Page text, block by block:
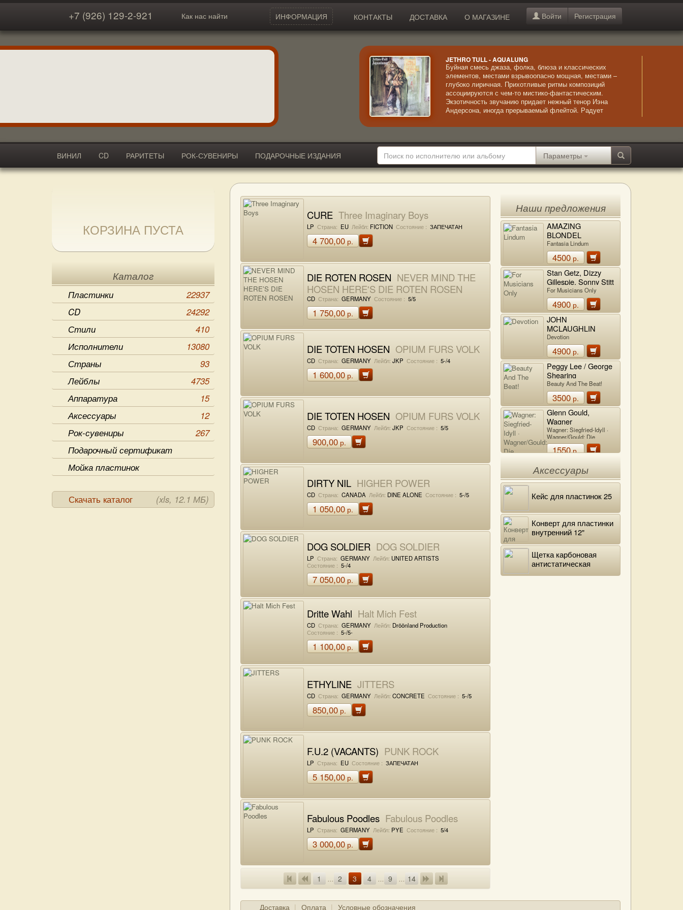
+7 (926) 129-2-921 Как нас найти ИНФОРМАЦИЯ КОНТАКТЫ ДОСТАВКА О МАГАЗИНЕ Войти Регистрация
JETHRO TULL - AQUALUNG
Буйная смесь джаза, фолка, блюза и классических
элементов, местами взрывоопасно мощная, местами –
глубоко лиричная. Прихотливые ритмы композиций
ассоциируются с чем-то мистико-фантастическим.
Экзотичность звучанию придает нежный тенор Иэна
Андерсона, иногда прерываемый флейтой. Радует
интонации, этот эффект усиливается благодаря перебору
волнующий, страстный и эмоциональный.
ВИНИЛ CD РАРИТЕТЫ РОК-СУВЕНИРЫ
ПОДАРОЧНЫЕ ИЗДАНИЯ
АКСЕССУАРЫ
Параметры
КОРЗИНА ПУСТА
Каталог
Пластинки
22937
CD
24292
Стили
410
Исполнители
13080
Страны
93
Лейблы
4735
Аппаратура
15
Аксессуары
12
Рок-сувениры
267
Подарочный сертификат
Мойка пластинок
Скачать каталог (xls, 12.1 МБ)
CURE Three Imaginary Boys
LP Страна: EU Лейбл: FICTION Состояние : ЗАПЕЧАТАН
4 700,00р.
DIE ROTEN ROSEN NEVER MIND THE
HOSEN HERE'S DIE ROTEN ROSEN
CD Страна: GERMANY Состояние : 5/5
1 750,00р.
DIE TOTEN HOSEN OPIUM FURS VOLK
CD Страна: GERMANY Лейбл: JKP Состояние : 5-/4
1 600,00р.
DIE TOTEN HOSEN OPIUM FURS VOLK
CD Страна: GERMANY Лейбл: JKP Состояние : 5/5
900,00р.
DIRTY NIL HIGHER POWER
CD Страна: CANADA Лейбл: DINE ALONE Состояние : 5-/5
1 050,00р.
DOG SOLDIER DOG SOLDIER
LP Страна: GERMANY Лейбл: UNITED ARTISTS
Состояние : 5-/4
7 050,00р.
Dritte Wahl Halt Mich Fest
CD Страна: GERMANY Лейбл: Dröönland Production
Состояние : 5-/5-
1 100,00р.
ETHYLINE JITTERS
CD Страна: GERMANY Лейбл: CONCRETE Состояние : 5-/5
850,00р.
F.U.2 (VACANTS) PUNK ROCK
LP Страна: EU Состояние : ЗАПЕЧАТАН
5 150,00р.
Fabulous Poodles Fabulous Poodles
LP Страна: GERMANY Лейбл: PYE Состояние : 5/4
3 000,00р.
1 ... 2 3 4 ... 9 ... 14
Наши предложения
AMAZING
BLONDEL
Fantasia Lindum
4500р.
Stan Getz, Dizzy
Gillespie, Sonny Stitt
For Musicians Only
4900р.
JOHN
MCLAUGHLIN
Devotion
4900р.
Peggy Lee / George
Shearing
Beauty And The Beat!
3500р.
Glenn Gould,
Wagner
Wagner: Siegfried-Idyll ·
Wagner/Gould: Die
Meistersinger Von
Nürnberg,
Transcriptions)
1550р.
Аксессуары
Кейс для пластинок 25
Конверт для пластинки
внутренний 12"
Щетка карбоновая
антистатическая
Доставка Оплата Условные обозначения